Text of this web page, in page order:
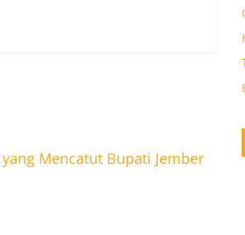
Mencatut Bupati Jember